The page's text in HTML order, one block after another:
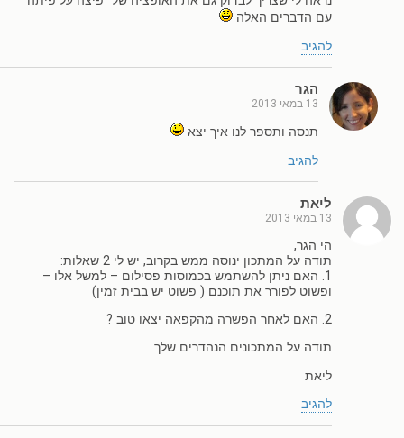
עם הדברים האלה
להגיב
הגר
13 במאי 2013
תנסה ותספר לנו איך יצא
להגיב
ליאת
13 במאי 2013
הי הגר,
תודה על המתכון ינוסה ממש בקרוב, יש לי 2 שאלות:
1. האם ניתן להשתמש בכמוסות פסילום – למשל אלו –
ופשוט לפורר את תוכנם ( פשוט יש בבית זמין)
2. האם לאחר הפשרה מהקפאה יצאו טוב ?
תודה על המתכונים הנהדרים שלך
ליאת
להגיב